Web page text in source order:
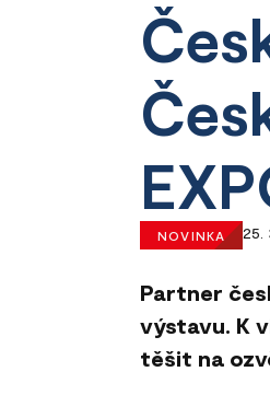
NOVINKA 25.
Partner
výstavu. K
těšit na